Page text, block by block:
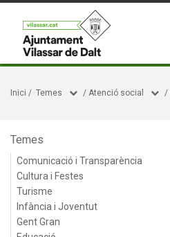
Inici / Temes / Atenció social /
Temes
Comunicació i Transparència
Cultura i Festes
Turisme
Infància i Joventut
Gent Gran